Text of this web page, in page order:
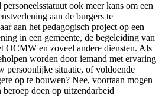
ook meer kans om een
aan de burgers te
aan het pedagogisch project op een
in een gemeente, de begeleiding van
OCMW en zoveel andere diensten. Als
worden door iemand met ervaring
persoonlijke situatie, of voldoende
op te bouwen? Nee, voortaan mogen
doen op uitzendarbeid